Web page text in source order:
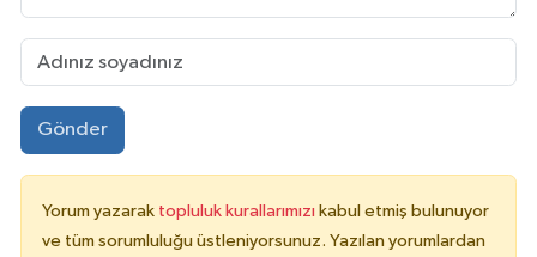
Gönder
Yorum yazarak topluluk kurallarımızı kabul etmiş bulunuyor
ve tüm sorumluluğu üstleniyorsunuz. Yazılan yorumlardan